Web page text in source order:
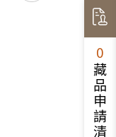
0
藏品申請清單